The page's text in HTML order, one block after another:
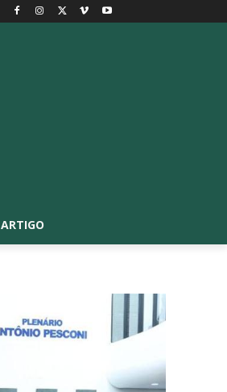
ARTIGO